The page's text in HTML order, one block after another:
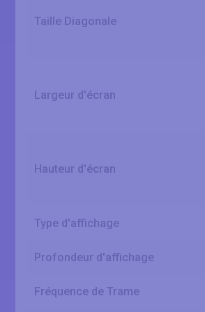
Taille Diagonale
Largeur d'écran
Hauteur d'écran
Type d'affichage
Profondeur d'affichage
Fréquence de Trame